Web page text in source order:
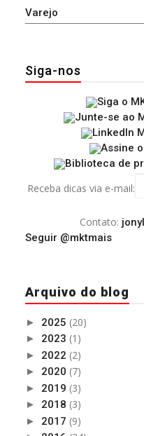
Varejo
Siga-nos
Receba dicas via e-mail:
Contato:
Seguir @mktmais
Arquivo do blog
► 2025 (20)
► 2023 (1)
► 2022 (2)
► 2020 (7)
► 2019 (3)
► 2018 (3)
► 2017 (9)